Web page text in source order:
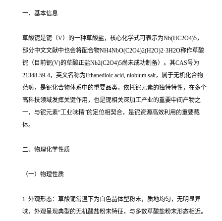
一、基本信息
草酸铌是铌（V）的一种草酸盐，核心化学式可表示为Nb(HC2O4)5，
部分中文文献中也会将配合物NH4NbO(C2O4)2(H2O)2·3H2O称作草酸
铌（目前铌(V)的草酸正盐Nb2(C2O4)5尚未成功制备）。其CAS号为
21348-59-4，英文名称为Ethanedioic acid, niobium salt，属于无机化合物
范畴，是铌化合物体系中的重要品类，依托铌元素的独特特性，在多个
高科技领域发挥关键作用，也是铌相关深加工产业的重要中间产物之
一，与铌元素“工业味精”的定位相契合，是铌资源高效利用的重要载
体。
二、物理化学性质
（一）物理性质
1. 外观形态：草酸铌常温下为白色晶体型粉末，质地均匀，无明显异
味，外观呈现典型的无机酸盐粉末特征，与多数草酸盐粉末形态相近。